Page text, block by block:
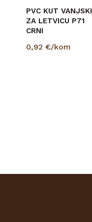
PVC KUT VANJSKI
ZA LETVICU P71
CRNI
0,92 €/kom